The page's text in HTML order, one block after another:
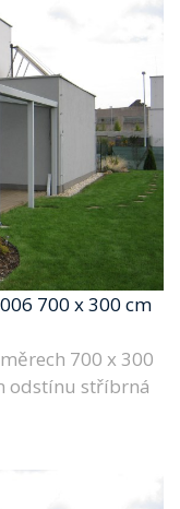
700 x 300 cm
700 x 300
odstínu stříbrná